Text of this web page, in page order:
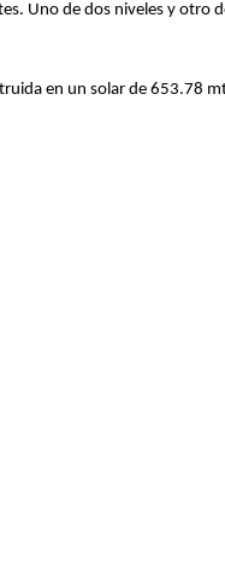
Uno de dos niveles y otro
en un solar de 653.78